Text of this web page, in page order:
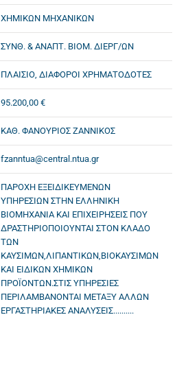
ΧΗΜΙΚΩΝ ΜΗΧΑΝΙΚΩΝ
ΣΥΝΘ. & ΑΝΑΠΤ. ΒΙΟΜ. ΔΙΕΡΓ/ΩΝ
ΠΛΑΙΣΙΟ, ΔΙΑΦΟΡΟΙ ΧΡΗΜΑΤΟΔΟΤΕΣ
95.200,00 €
ΚΑΘ. ΦΑΝΟΥΡΙΟΣ ΖΑΝΝΙΚΟΣ
fzanntua@central.ntua.gr
ΠΑΡΟΧΗ ΕΞΕΙΔΙΚΕΥΜΕΝΩΝ
ΥΠΗΡΕΣΙΩΝ ΣΤΗΝ ΕΛΛΗΝΙΚΗ
ΒΙΟΜΗΧΑΝΙΑ ΚΑΙ ΕΠΙΧΕΙΡΗΣΕΙΣ ΠΟΥ
ΔΡΑΣΤΗΡΙΟΠΟΙΟΥΝΤΑΙ ΣΤΟΝ ΚΛΑΔΟ
ΤΩΝ
ΚΑΥΣΙΜΩΝ,ΛΙΠΑΝΤΙΚΩΝ,ΒΙΟΚΑΥΣΙΜΩΝ
ΚΑΙ ΕΙΔΙΚΩΝ ΧΗΜΙΚΩΝ
ΠΡΟΪΟΝΤΩΝ.ΣΤΙΣ ΥΠΗΡΕΣΙΕΣ
ΠΕΡΙΛΑΜΒΑΝΟΝΤΑΙ ΜΕΤΑΞΥ ΑΛΛΩΝ
ΕΡΓΑΣΤΗΡΙΑΚΕΣ ΑΝΑΛΥΣΕΙΣ..........